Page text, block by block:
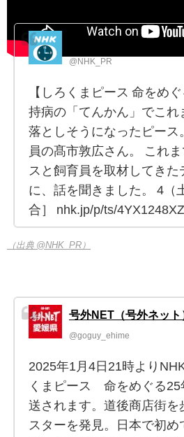
@NHK_PR
【しろくまピース 命をめ
持病の「てんかん」でこれ
落としそうになったピース
員の髙市敦広さん。 これ
スと飼育員を取材してきた
に、話を聞きました。 4（
合］ nhk.jp/p/ts/
（出典 @NHK_PR）
号外NET（号外ネット
@goguy_ehime
2025年1月4日21時より
くまピース 命をめぐる25
送されます。道後商店街を
スターを発見。日本で初め